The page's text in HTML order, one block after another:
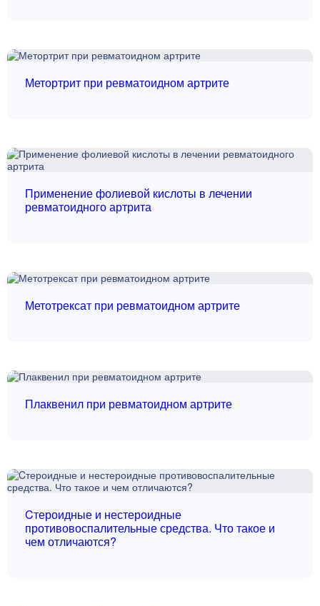
Метортрит при ревматоидном артрите
Применение фолиевой кислоты в лечении
ревматоидного артрита
Метотрексат при ревматоидном артрите
Плаквенил при ревматоидном артрите
Cтероидные и нестероидные
противовоспалительные средства. Что такое и
чем отличаются?